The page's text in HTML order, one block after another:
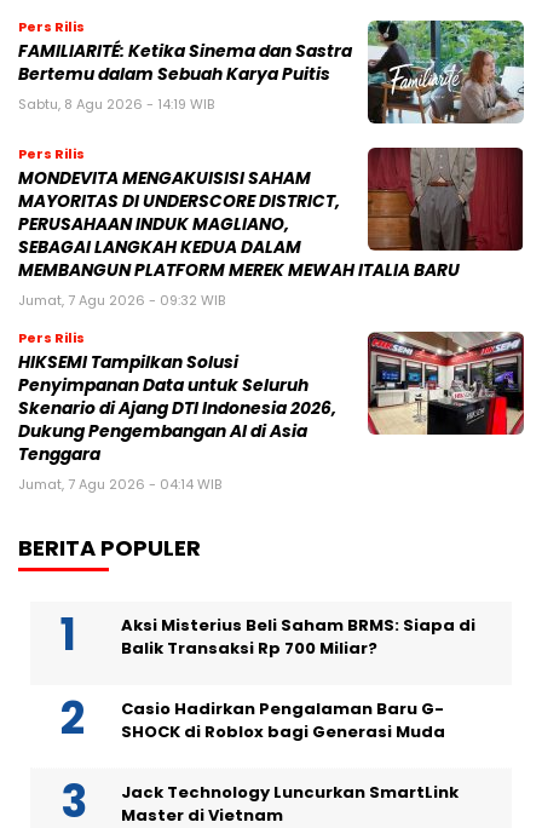
Pers Rilis
FAMILIARITÉ: Ketika Sinema dan Sastra
Bertemu dalam Sebuah Karya Puitis
Sabtu, 8 Agu 2026 - 14:19 WIB
Pers Rilis
MONDEVITA MENGAKUISISI SAHAM
MAYORITAS DI UNDERSCORE DISTRICT,
PERUSAHAAN INDUK MAGLIANO,
SEBAGAI LANGKAH KEDUA DALAM
MEMBANGUN PLATFORM MEREK MEWAH ITALIA BARU
Jumat, 7 Agu 2026 - 09:32 WIB
Pers Rilis
HIKSEMI Tampilkan Solusi
Penyimpanan Data untuk Seluruh
Skenario di Ajang DTI Indonesia 2026,
Dukung Pengembangan AI di Asia
Tenggara
Jumat, 7 Agu 2026 - 04:14 WIB
BERITA POPULER
Aksi Misterius Beli Saham BRMS: Siapa di
Balik Transaksi Rp 700 Miliar?
Casio Hadirkan Pengalaman Baru G-
SHOCK di Roblox bagi Generasi Muda
Jack Technology Luncurkan SmartLink
Master di Vietnam